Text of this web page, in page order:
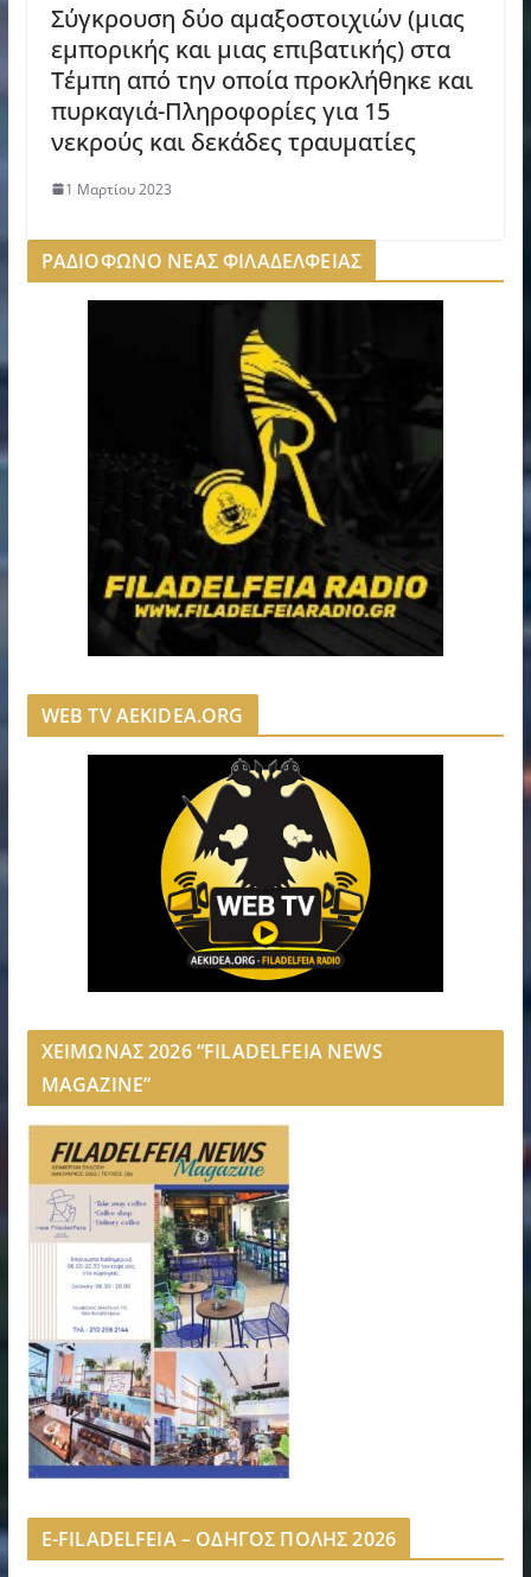
Σύγκρουση δύο αμαξοστοιχιών (μιας
εμπορικής και μιας επιβατικής) στα
Τέμπη από την οποία προκλήθηκε και
πυρκαγιά-Πληροφορίες για 15
νεκρούς και δεκάδες τραυματίες
1 Μαρτίου 2023
ΡΑΔΙΟΦΩΝΟ ΝΕΑΣ ΦΙΛΑΔΕΛΦΕΙΑΣ
WEB TV AEKIDEA.ORG
ΧΕΙΜΩΝΑΣ 2026 “FILADELFEIA NEWS
MAGAZINE”
E-FILADELFEIA – ΟΔΗΓΟΣ ΠΟΛΗΣ 2026